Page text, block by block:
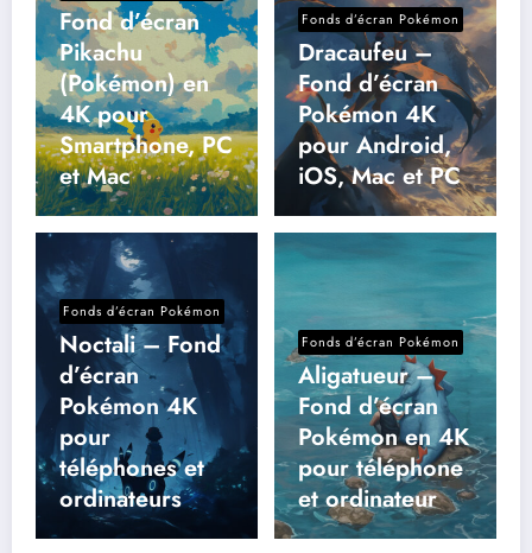
Fond d’écran
Pikachu
(Pokémon) en
4K pour
Smartphone, PC
et Mac
Fonds d’écran Pokémon
Dracaufeu –
Fond d’écran
Pokémon 4K
pour Android,
iOS, Mac et PC
Fonds d’écran Pokémon
Noctali – Fond
d’écran
Pokémon 4K
pour
téléphones et
ordinateurs
Fonds d’écran Pokémon
Aligatueur –
Fond d’écran
Pokémon en 4K
pour téléphone
et ordinateur